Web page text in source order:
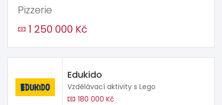
Pizzerie
1 250 000 Kč
Edukido
Vzdělávací aktivity s Lego
180 000 Kč